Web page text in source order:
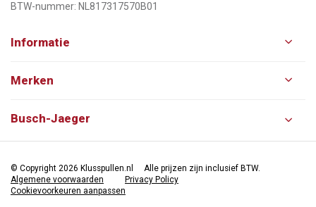
BTW-nummer: NL817317570B01
Informatie
Merken
Busch-Jaeger
© Copyright 2026 Klusspullen.nl
Alle prijzen zijn inclusief BTW.
Algemene voorwaarden
Privacy Policy
Cookievoorkeuren aanpassen